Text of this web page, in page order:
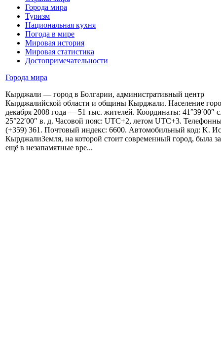
Города мира
Туризм
Национальная кухня
Погода в мире
Мировая история
Мировая статистика
Достопримечательности
Города мира
Кырджали — город в Болгарии, административный центр
Кырджалийской области и общины Кырджали. Население
декабря 2008 года — 51 тыс. жителей. Координаты: 41°39′00″
25°22′00″ в. д. Часовой пояс: UTC+2, летом UTC+3.
(+359) 361. Почтовый индекс: 6600. Автомобильный код: K.
КырджалиЗемля, на которой стоит современный город, была
ещё в незапамятные вре...